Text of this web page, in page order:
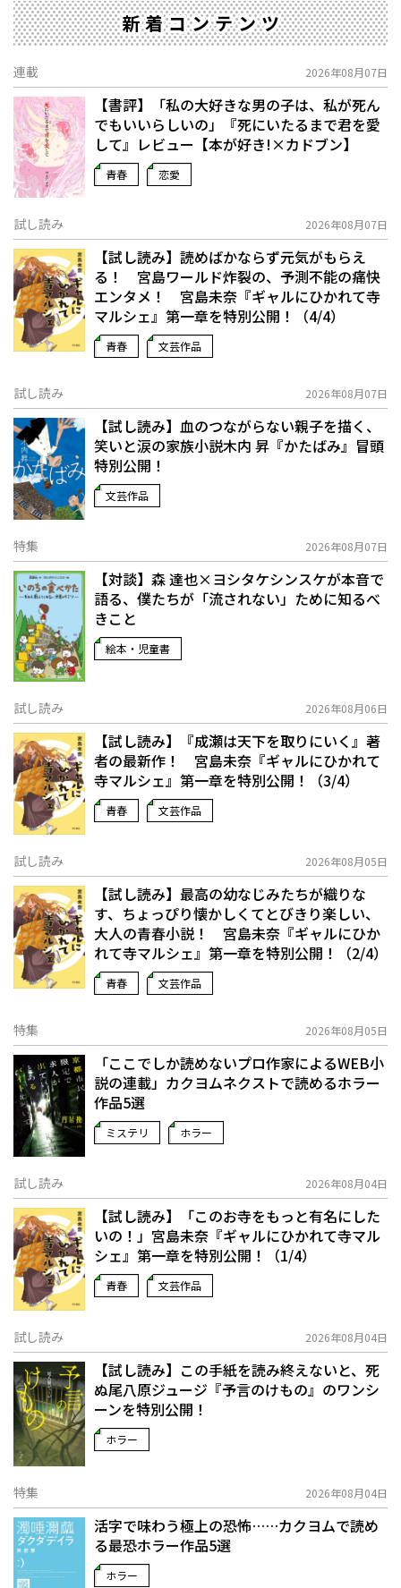
新着コンテンツ
連載 2026年08月07日
【書評】「私の大好きな男の子は、私が死ん
でもいいらしいの」――『死にいたるまで君を愛
して』レビュー【本が好き!×カドブン】
青春 恋愛
試し読み 2026年08月07日
【試し読み】読めばかならず元気がもらえ
る！ 宮島ワールド炸裂の、予測不能の痛快
エンタメ！ 宮島未奈『ギャルにひかれて寺
マルシェ』第一章を特別公開！（4/4）
青春 文芸作品
試し読み 2026年08月07日
【試し読み】血のつながらない親子を描く、
笑いと涙の家族小説――木内 昇『かたばみ』冒頭
特別公開！
文芸作品
特集 2026年08月07日
【対談】森 達也×ヨシタケシンスケが本音で
語る、僕たちが「流されない」ために知るべ
きこと
絵本・児童書
試し読み 2026年08月06日
【試し読み】『成瀬は天下を取りにいく』著
者の最新作！ 宮島未奈『ギャルにひかれて
寺マルシェ』第一章を特別公開！（3/4）
青春 文芸作品
試し読み 2026年08月05日
【試し読み】最高の幼なじみたちが織りな
す、ちょっぴり懐かしくてとびきり楽しい、
大人の青春小説！ 宮島未奈『ギャルにひか
れて寺マルシェ』第一章を特別公開！（2/4）
青春 文芸作品
特集 2026年08月05日
「ここでしか読めないプロ作家によるWEB小
説の連載」――カクヨムネクストで読めるホラー
作品5選
ミステリ ホラー
試し読み 2026年08月04日
【試し読み】「このお寺をもっと有名にした
いの！」宮島未奈『ギャルにひかれて寺マル
シェ』第一章を特別公開！（1/4）
青春 文芸作品
試し読み 2026年08月04日
【試し読み】この手紙を読み終えないと、死
ぬ――尾八原ジュージ『予言のけもの』のワンシ
ーンを特別公開！
ホラー
特集 2026年08月04日
活字で味わう極上の恐怖……カクヨムで読め
る最恐ホラー作品5選
ホラー